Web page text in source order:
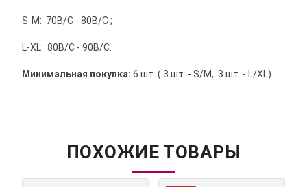
S-М: 70В/С - 80B/С ;
L-XL: 80В/C - 90В/С.
Минимальная покупка: 6 шт. ( 3 шт. - S/М, 3 шт. - L/XL).
ПОХОЖИЕ ТОВАРЫ